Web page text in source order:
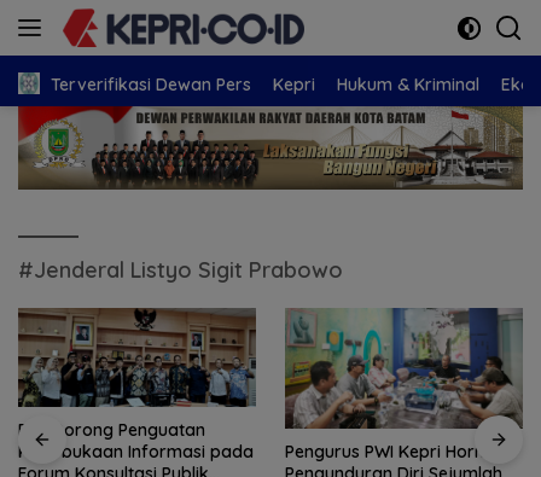
Langsung
Terverifikasi Dewan Pers Kepri Hukum & Kriminal
#Jenderal Listyo Sigit Prabowo
PWI Dorong Penguatan
Keterbukaan Informasi pada
Pengurus PWI Kepri Hormati